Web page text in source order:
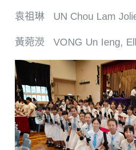
袁祖琳 UN Chou Lam
黃菀濙 VONG Un Ieng,